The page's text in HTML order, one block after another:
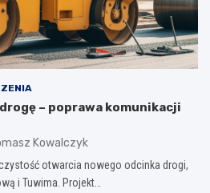
drogę – poprawa komunikacji
Kowalczyk
otwarcia nowego odcinka drogi,
i Tuwima. Projekt…